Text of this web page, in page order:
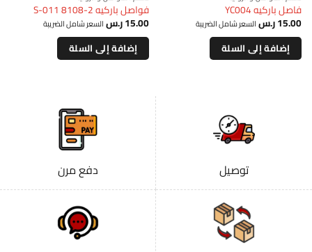
فاصل باركيه YC004
15.00ر.س السعر شامل الضريبة
إضافة إلى السلة
فواصل باركيه S-011 8108-2
15.00ر.س السعر شامل الضريبة
إضافة إلى السلة
توصيل دفع مرن